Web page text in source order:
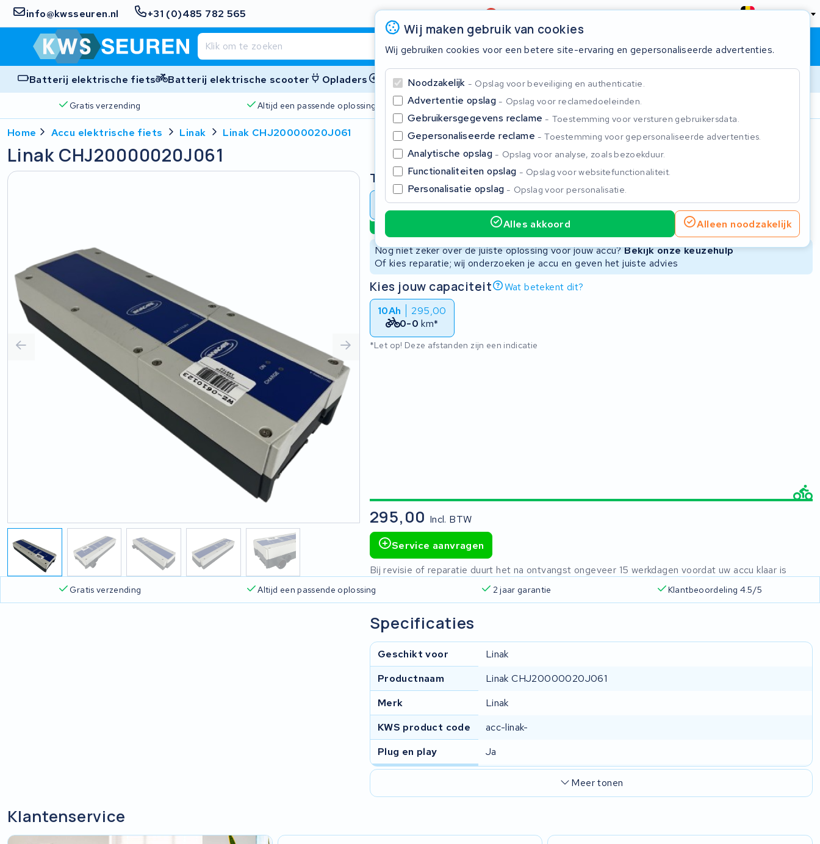
info@kwsseuren.nl +31 (0)485 782 565 Beoordeling4,6/5 België
Winkelwagen Inloggen
Batterij elektrische fiets Batterij elektrische scooter Opladers Accessoires
Gratis verzending Altijd een passende oplossing 2 jaar garantie
Wij maken gebruik van cookies
Wij gebruiken cookies voor een betere site-ervaring en gepersonaliseerde advertenties.
Noodzakelijk Opslag voor beveiliging en authenticatie.
Advertentie opslag Opslag voor reclamedoeleinden.
Gebruikersgegevens reclame Toestemming voor versturen gebruikersdata.
Gepersonaliseerde reclame Toestemming voor gepersonaliseerde advertenties.
Analytische opslag Opslag voor analyse, zoals bezoekduur.
Functionaliteiten opslag Opslag voor websitefunctionaliteit.
Personalisatie opslag Opslag voor personalisatie.
Alles akkoord Alleen noodzakelijk
Home Accu elektrische fiets Linak Linak CHJ20000020J061
Linak CHJ20000020J061
Type
Accu revisie Accu reparatie Nieuwe Accu Refurbished Accu
Niet beschikbaar
Nog niet zeker over de juiste oplossing voor jouw accu?Bekijk onze keuzehulp
Of kies reparatie; wij onderzoeken je accu en geven het juiste advies
Kies jouw capaciteit
Wat betekent dit?
10Ah
295,00
0-0 km*
*Let op! Deze afstanden zijn een indicatie
295,00 Incl. BTW
Service aanvragen
Bij revisie of reparatie duurt het na ontvangst ongeveer 15 werkdagen voordat uw accu klaar is
Gratis verzending Altijd een passende oplossing 2 jaar garantie Klantbeoordeling 4.5/5
Specificaties
Geschikt voor
Linak
Productnaam
Linak CHJ20000020J061
Merk
Linak
KWS product code
acc-linak-
Plug en play
Ja
Meer tonen
Klantenservice
Sluiten
Begin te typen in de zoekbalk om te zoeken